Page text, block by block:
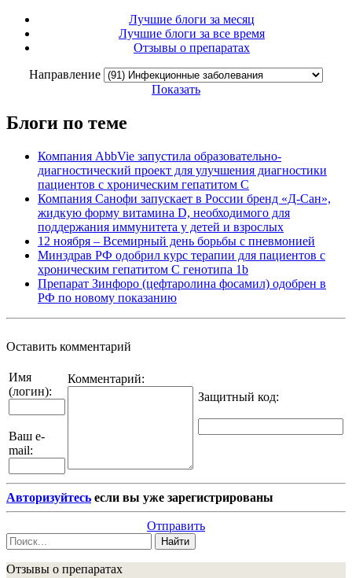
Лучшие блоги за месяц
Лучшие блоги за все время
Отзывы о препаратах
Направление
Показать
Блоги по теме
Компания AbbVie запустила образовательно-
диагностический проект для улучшения диагностики
пациентов с хроническим гепатитом С
Компания Санофи запускает в России бренд «Д-Сан»,
жидкую форму витамина D, необходимого для
поддержания иммунитета у детей и взрослых
12 ноября – Всемирный день борьбы с пневмонией
Минздрав РФ одобрил курс терапии для пациентов с
хроническим гепатитом С генотипа 1b
Препарат Зинфоро (цефтаролина фосамил) одобрен в
РФ по новому показанию
Оставить комментарий
Имя
(логин):
Ваш e-
mail:
Комментарий:
Защитный код:
Авторизуйтесь если вы уже зарегистрированы
Отправить
Найти
Отзывы о препаратах